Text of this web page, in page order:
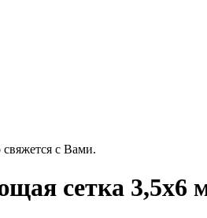
с Вами.
сетка 3,5х6